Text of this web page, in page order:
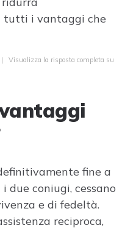
tutti i vantaggi che
| Visualizza la risposta completa su
fine a
due coniugi, cessano
e di fedeltà.
reciproca,